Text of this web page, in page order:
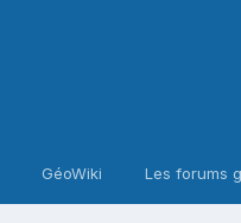
GéoWiki Les forums